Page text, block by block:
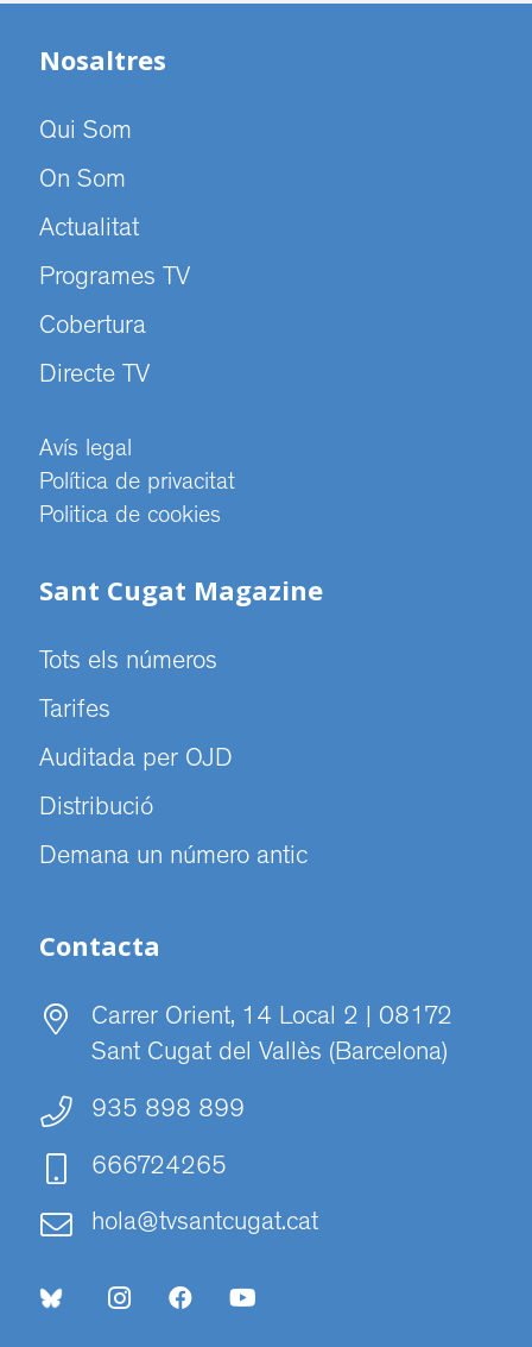
Nosaltres
Qui Som
On Som
Actualitat
Programes TV
Cobertura
Directe TV
Avís legal
Política de privacitat
Politica de cookies
Sant Cugat Magazine
Tots els números
Tarifes
Auditada per OJD
Distribució
Demana un número antic
Contacta
Carrer Orient, 14 Local 2 | 08172
Sant Cugat del Vallès (Barcelona)
935 898 899
666724265
hola@tvsantcugat.cat